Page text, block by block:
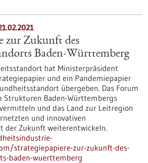
zur Zukunft des
Baden-Württemberg
hat Ministerpräsident
und ein Pandemiepapier
übergeben. Das Forum
Strukturen Baden-Württembergs
und das Land zur Leitregion
und innovativen
der Zukunft weiterentwickeln.
strategiepapiere-zur-zukunft-des-
baden-wuerttemberg